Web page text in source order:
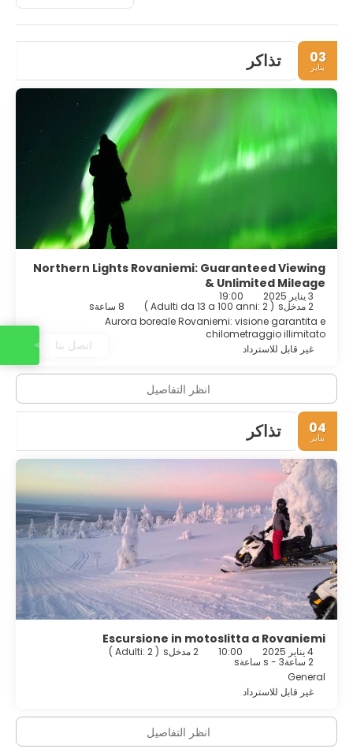
03
يناير تذاكر
Northern Lights Rovaniemi: Guaranteed Viewing
& Unlimited Mileage
3 يناير 2025 19:00
2 مدخلs (
Adulti da 13 a 100 anni: 2
)
8 ساعةs
Aurora boreale Rovaniemi: visione garantita e
chilometraggio illimitato
غير قابل للاسترداد
انظر التفاصيل
04
يناير تذاكر
Escursione in motoslitta a Rovaniemi
4 يناير 2025 10:00 2 مدخلs (
Adulti: 2
)
2 ساعةs - 3 ساعةs
General
غير قابل للاسترداد
انظر التفاصيل
اتصل بنا